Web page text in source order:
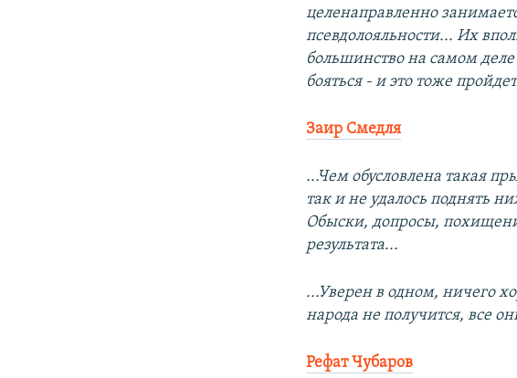
целенаправленно
псевдолояльности... Их
большинство на самом
бояться - и это тоже
Заир Смедля
...Чем обусловлена такая
так и не удалось поднять
Обыски, допросы,
результата...
...Уверен в одном, ничего
народа не получится, все
Рефат Чубаров